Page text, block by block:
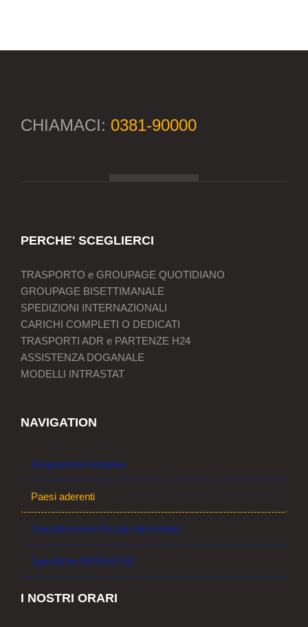
CHIAMACI: 0381-90000
PERCHE' SCEGLIERCI
TRASPORTO e GROUPAGE QUOTIDIANO
GROUPAGE BISETTIMANALE
SPEDIZIONI INTERNAZIONALI
CARICHI COMPLETI O DEDICATI
TRASPORTI ADR e PARTENZE H24
ASSISTENZA DOGANALE
MODELLI INTRASTAT
NAVIGATION
Integrazione europea
Paesi aderenti
Classificazione fiscale dei territori
Specifiche INTRASTAT
I NOSTRI ORARI